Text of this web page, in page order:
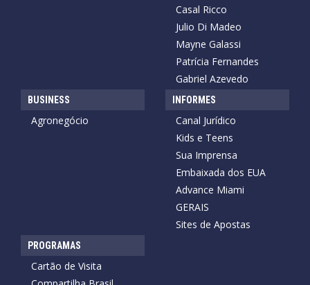
Casal Ricco
Julio Di Madeo
Mayne Galassi
Patrícia Fernandes
Gabriel Azevedo
BUSINESS
Agronegócio
INFORMES
Canal Jurídico
Kids e Teens
Sua Imprensa
Embaixada dos EUA
Advance Miami
GERAIS
Sites de Apostas
PROGRAMAS
Cartão de Visita